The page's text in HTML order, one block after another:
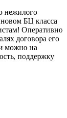
нежилого
БЦ класса
Оперативно
договора его
можно на
поддержку